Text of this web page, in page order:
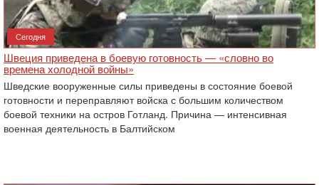
Сегодня
Швеция приведена в боевую готовность — «словно во
времена холодной войны»
Шведские вооруженные силы приведены в состояние боевой
готовности и переправляют войска с большим количеством
боевой техники на остров Готланд. Причина — интенсивная
военная деятельность в Балтийском